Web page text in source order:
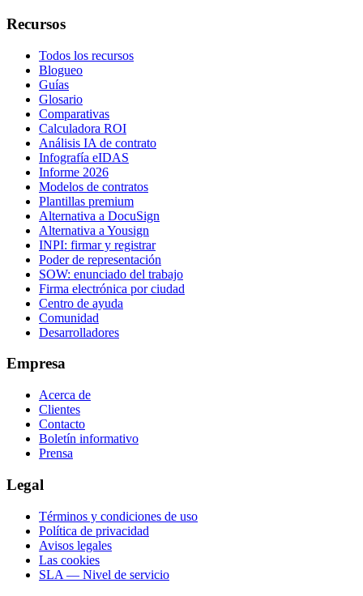
Recursos
Todos los recursos
Blogueo
Guías
Glosario
Comparativas
Calculadora ROI
Análisis IA de contrato
Infografía eIDAS
Informe 2026
Modelos de contratos
Plantillas premium
Alternativa a DocuSign
Alternativa a Yousign
INPI: firmar y registrar
Poder de representación
SOW: enunciado del trabajo
Firma electrónica por ciudad
Centro de ayuda
Comunidad
Desarrolladores
Empresa
Acerca de
Clientes
Contacto
Boletín informativo
Prensa
Legal
Términos y condiciones de uso
Política de privacidad
Avisos legales
Las cookies
SLA — Nivel de servicio